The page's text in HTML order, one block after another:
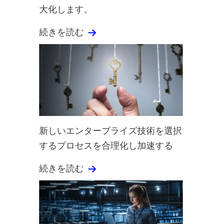
大化します。
続きを読む
新しいエンタープライズ技術を選択
するプロセスを合理化し加速する
続きを読む